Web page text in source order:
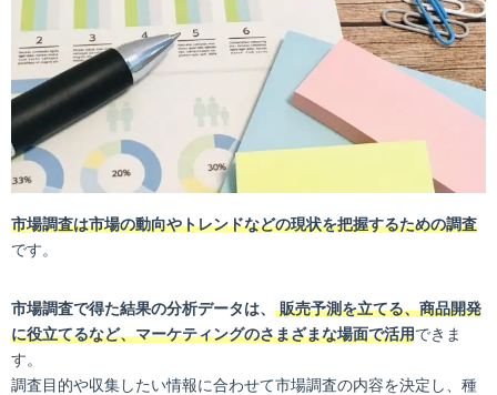
市場調査は市場の動向やトレンドなどの現状を把握するための調査
です。
市場調査で得た結果の分析データは、 販売予測を立てる、商品開発
に役立てるなど、マーケティングのさまざまな場面で活用できま
す。
調査目的や収集したい情報に合わせて市場調査の内容を決定し、種